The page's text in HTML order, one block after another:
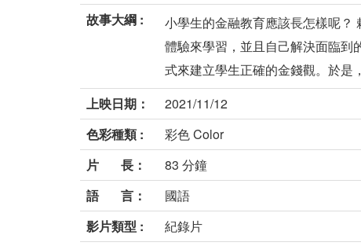
故事大綱 :
小學生的金融教育應該長怎樣呢？
體驗來學習，並且自己解決面臨到
式來建立學生正確的金錢觀。於是
上映日期：
2021/11/12
色彩種類 :
彩色 Color
片 長：
83 分鐘
語 言：
國語
影片類型 :
紀錄片